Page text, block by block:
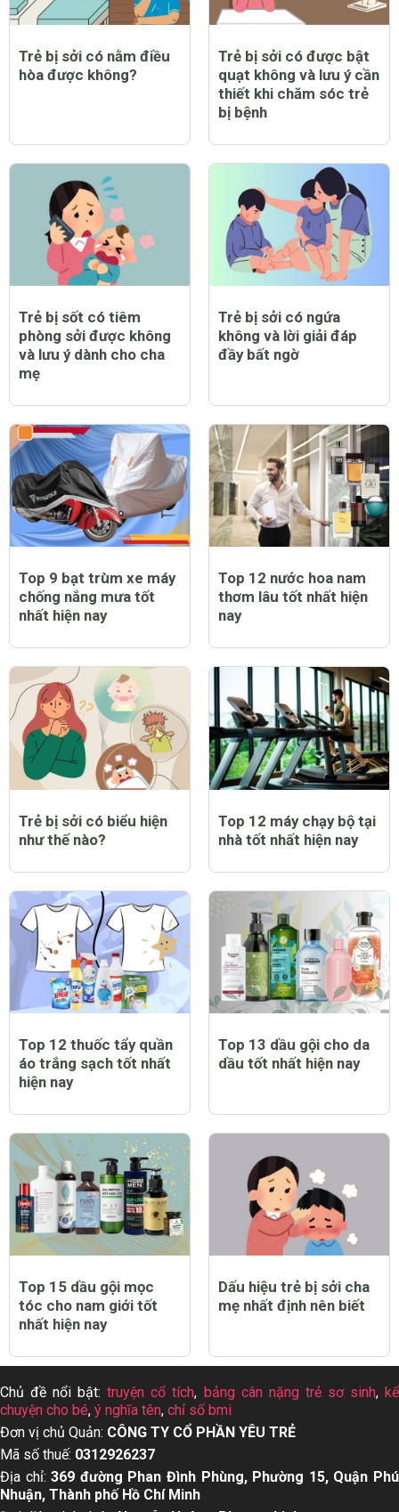
Trẻ bị sởi có nằm điều
hòa được không?
Trẻ bị sởi có được bật
quạt không và lưu ý cần
thiết khi chăm sóc trẻ
bị bệnh
Trẻ bị sốt có tiêm
phòng sởi được không
và lưu ý dành cho cha
mẹ
Trẻ bị sởi có ngứa
không và lời giải đáp
đầy bất ngờ
Top 9 bạt trùm xe máy
chống nắng mưa tốt
nhất hiện nay
Top 12 nước hoa nam
thơm lâu tốt nhất hiện
nay
Trẻ bị sởi có biểu hiện
như thế nào?
Top 12 máy chạy bộ tại
nhà tốt nhất hiện nay
Top 12 thuốc tẩy quần
áo trắng sạch tốt nhất
hiện nay
Top 13 dầu gội cho da
dầu tốt nhất hiện nay
Top 15 dầu gội mọc
tóc cho nam giới tốt
nhất hiện nay
Dấu hiệu trẻ bị sởi cha
mẹ nhất định nên biết
Chủ đề nổi bật:truyện cổ tích, bảng cân nặng trẻ sơ sinh, kể
chuyện cho bé, ý nghĩa tên, chỉ số bmi
Đơn vị chủ Quản: CÔNG TY CỔ PHẦN YÊU TRẺ
Mã số thuế: 0312926237
Địa chỉ:369 đường Phan Đình Phùng, Phường 15, Quận Phú
Nhuận, Thành phố Hồ Chí Minh